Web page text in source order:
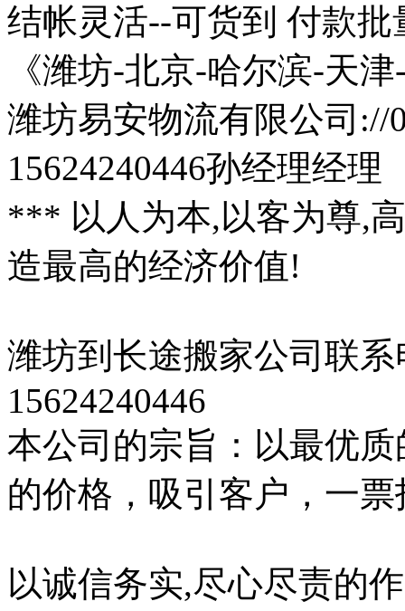
结帐灵活--可货到 付款
《潍坊-北京-哈尔滨-天
潍坊易安物流有限公司://
15624240446孙经理经理
*** 以人为本,以客为尊,
造最高的经济价值!
潍坊到长途搬家公司联系
15624240446
本公司的宗旨：以最优
的价格，吸引客户，一
以诚信务实,尽心尽责的